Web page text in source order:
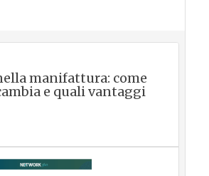
manifattura: come
e quali vantaggi